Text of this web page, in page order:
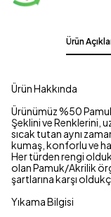
Ürün
Ürün Hakkında
Ürünümüz %50
Şeklini ve Renklerini,
sıcak tutan aynı
kumaş, konforlu ve
Her türden rengi
olan Pamuk/Akrilik
şartlarına karşı
Yıkama Bilgisi